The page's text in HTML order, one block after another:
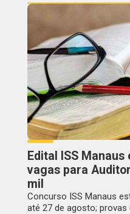
Edital ISS
vagas para
mil
Concurso ISS Manaus
até 27 de agosto; provas